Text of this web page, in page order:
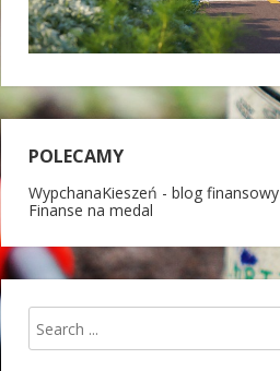
POLECAMY
WypchanaKieszeń - blog finansowy
Finanse na medal